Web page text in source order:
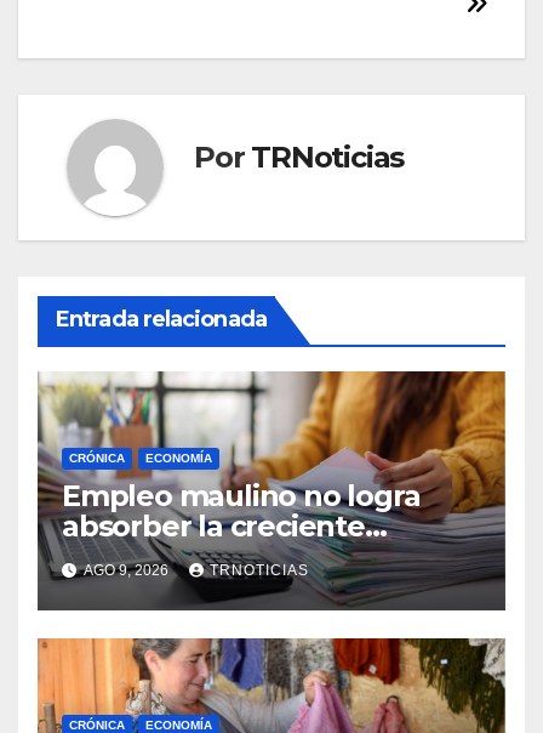
Por TRNoticias
Entrada relacionada
CRÓNICA ECONOMÍA
Empleo maulino no logra
absorber la creciente
demanda por trabajo
AGO 9, 2026 TRNOTICIAS
CRÓNICA ECONOMÍA